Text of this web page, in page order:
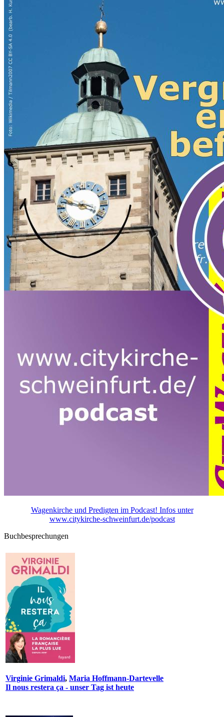
Wagenkirche und Predigten im Podcast! Infos unter
www.citykirche-schweinfurt.de/podcast
Buchbesprechungen
Virginie Grimaldi, Maria Hoffmann-Dartevelle
Il nous restera ça - unser Tag ist heute